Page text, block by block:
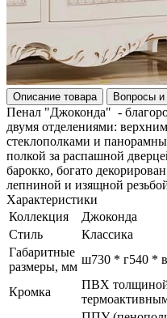
Описание товара Вопросы и
Пенал "Джоконда" -
двумя отделениями:
стеклополками и
полкой за распашной
барокко, богато
лепниной и изящной
Характеристики
Коллекция
Джоконда
Стиль
Классика
Габаритные
размеры, мм
ш730 * г540 *
Кромка
ПВХ толщиной